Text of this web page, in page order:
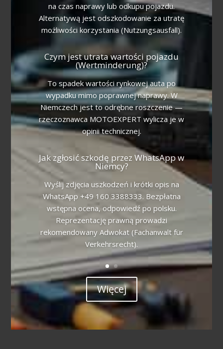
na czas naprawy lub odkupu pojazdu.
Alternatywą jest odszkodowanie za utratę
możliwości korzystania (Nutzungsausfall).
Czym jest utrata wartości pojazdu
(Wertminderung)?
To spadek wartości rynkowej auta po
wypadku mimo poprawnej naprawy. W
Niemczech jest to odrębne roszczenie —
rzeczoznawca MOTOEXPERT wylicza je w
opinii technicznej.
Jak zgłosić szkodę przez WhatsApp w
Niemcy?
Wyślij zdjęcia uszkodzeń i krótki opis na
WhatsApp +49 160 3388333. Bezpłatna
wstępna ocena, odpowiedź po polsku.
Reprezentację prawną prowadzi
rekomendowany Adwokat (Fachanwalt für
Verkehrsrecht).
Więcej